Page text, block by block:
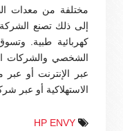
مختلفة من معدات
إلى ذلك تصنع
كهربائية طبية.
الشخصي والشركات
عبر الإنترنت أو عبر
الاستهلاكية أو عبر
HP ENVY